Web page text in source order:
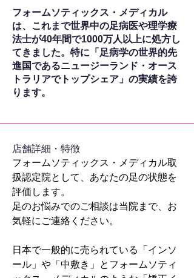
フォームソティックス・メディカル
は、これまで世界中の足病医や理学療
法士が40年間で1000万人以上に処方し
てきました。特に「足病学の世界的先
進国であるニュージーランド・オース
トラリアでトップシェア」の実績を誇
ります。
​店舗詳細・特徴
フォームソティックス・メディカル取
扱認定院として、あなたの足の状態を
評価します。
足のお悩みでのご相談は当院まで、お
気軽にご連絡ください。
日本で一般的に売られている「インソ
ール」や「中敷き」とフォームソティ